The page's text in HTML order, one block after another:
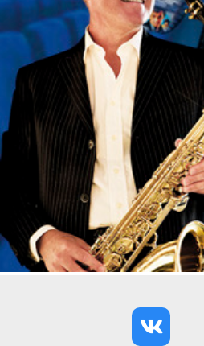
Название становится
заданных ориентиров.
пространство свободной
приглашает зрителя не
доверять собственным
Светлана Леничко –
хореограф и
практике важное место
арт-практики и
звуковым искусством. С
и хореограф [танцлабóр]
современного танца и
Танцоры: Рада
Юлия Савостьянова,